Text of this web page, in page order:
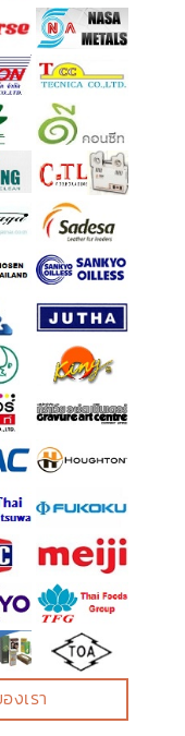
งเรา